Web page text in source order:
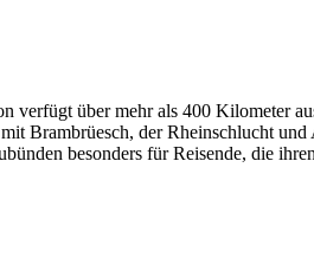
über mehr als 400 Kilometer
Brambrüesch, der Rheinschlucht
besonders für Reisende, die